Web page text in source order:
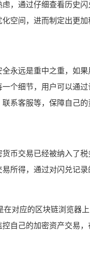
，通过仔细查看历史
空间，进而制定出更
永远是重中之重，如
个细节，用户可以通
系客服等，保障自己
币交易已经被纳入了
所得，通过对闪兑记
在对应的区块链浏览器
自己的加密资产交易